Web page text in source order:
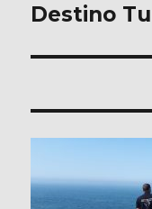
entradas
Destino